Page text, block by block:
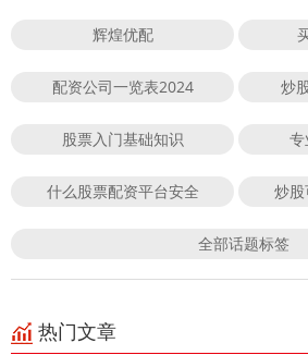
辉煌优配
配资公司一览表2024 炒
股票入门基础知识
什么股票配资平台安全 炒
全部话题标签
热门文章